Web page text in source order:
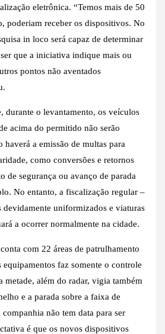
eletrônica. “Temos mais de 50
poderiam receber os dispositivos. No
in loco será capaz de determinar
que a iniciativa indique mais ou
pontos não aventados
durante o levantamento, os veículos
acima do permitido não serão
haverá a emissão de multas para
como conversões e retornos
de segurança ou avanço de parada
No entanto, a fiscalização regular –
devidamente uniformizados e viaturas
a ocorrer normalmente na cidade.
com 22 áreas de patrulhamento
faz somente o controle
metade, além do radar, vigia também
e a parada sobre a faixa de
companhia não tem data para ser
é que os novos dispositivos